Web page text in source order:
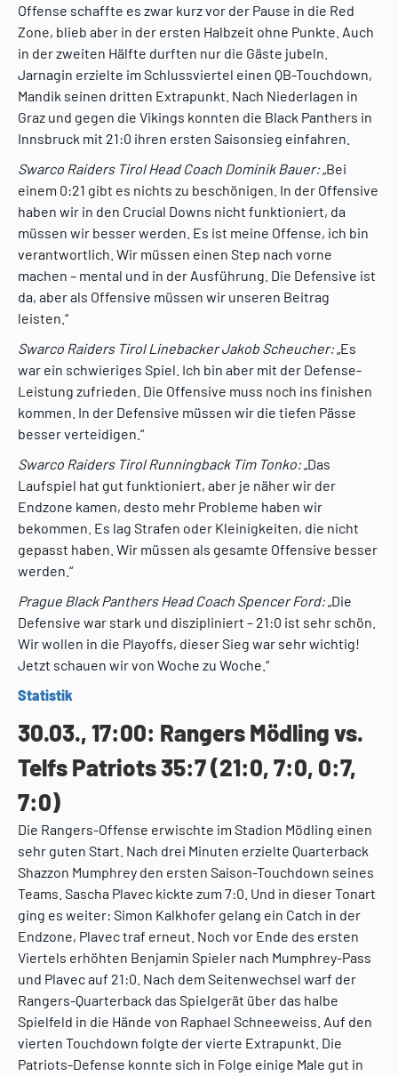
Offense schaffte es zwar kurz vor der Pause in die Red
Zone, blieb aber in der ersten Halbzeit ohne Punkte. Auch
in der zweiten Hälfte durften nur die Gäste jubeln.
Jarnagin erzielte im Schlussviertel einen QB-Touchdown,
Mandik seinen dritten Extrapunkt. Nach Niederlagen in
Graz und gegen die Vikings konnten die Black Panthers in
Innsbruck mit 21:0 ihren ersten Saisonsieg einfahren.
Swarco Raiders Tirol Head Coach Dominik Bauer:„Bei
einem 0:21 gibt es nichts zu beschönigen. In der Offensive
haben wir in den Crucial Downs nicht funktioniert, da
müssen wir besser werden. Es ist meine Offense, ich bin
verantwortlich. Wir müssen einen Step nach vorne
machen – mental und in der Ausführung. Die Defensive ist
da, aber als Offensive müssen wir unseren Beitrag
leisten.“
Swarco Raiders Tirol Linebacker Jakob Scheucher:„Es
war ein schwieriges Spiel. Ich bin aber mit der Defense-
Leistung zufrieden. Die Offensive muss noch ins finishen
kommen. In der Defensive müssen wir die tiefen Pässe
besser verteidigen.“
Swarco Raiders Tirol Runningback Tim Tonko:„Das
Laufspiel hat gut funktioniert, aber je näher wir der
Endzone kamen, desto mehr Probleme haben wir
bekommen. Es lag Strafen oder Kleinigkeiten, die nicht
gepasst haben. Wir müssen als gesamte Offensive besser
werden.“
Prague Black Panthers Head Coach Spencer Ford:„Die
Defensive war stark und diszipliniert – 21:0 ist sehr schön.
Wir wollen in die Playoffs, dieser Sieg war sehr wichtig!
Jetzt schauen wir von Woche zu Woche.“
Statistik
30.03., 17:00: Rangers Mödling vs.
Telfs Patriots 35:7 (21:0, 7:0, 0:7,
7:0)
Die Rangers-Offense erwischte im Stadion Mödling einen
sehr guten Start. Nach drei Minuten erzielte Quarterback
Shazzon Mumphrey den ersten Saison-Touchdown seines
Teams. Sascha Plavec kickte zum 7:0. Und in dieser Tonart
ging es weiter: Simon Kalkhofer gelang ein Catch in der
Endzone, Plavec traf erneut. Noch vor Ende des ersten
Viertels erhöhten Benjamin Spieler nach Mumphrey-Pass
und Plavec auf 21:0. Nach dem Seitenwechsel warf der
Rangers-Quarterback das Spielgerät über das halbe
Spielfeld in die Hände von Raphael Schneeweiss. Auf den
vierten Touchdown folgte der vierte Extrapunkt. Die
Patriots-Defense konnte sich in Folge einige Male gut in